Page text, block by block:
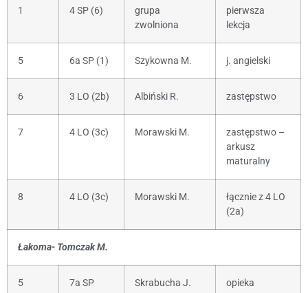
1 4 SP (6)
grupa
zwolniona
pierwsza
lekcja
5 6a SP (1) Szykowna M. j. angielski
6 3 LO (2b) Albiński R. zastępstwo
7 4 LO (3c) Morawski M.
zastępstwo –
arkusz
maturalny
8 4 LO (3c) Morawski M.
łącznie z 4 LO
(2a)
Łakoma- Tomczak M.
5 7a SP Skrabucha J. opieka